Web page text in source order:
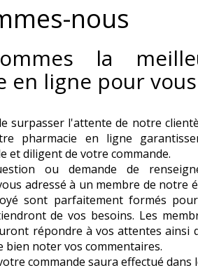
nous
la
en ligne pour
surpasser l'attente de notre
pharmacie en ligne
et diligent de votre commande.
ou demande de
adressé à un membre de notre
sont parfaitement formés
de vos besoins. Les
répondre à vos attentes ainsi
bien noter vos commentaires.
commande saura effectué dans